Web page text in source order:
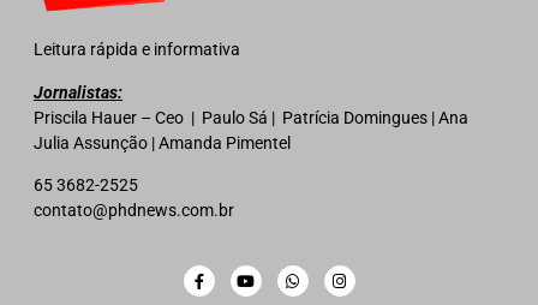
Leitura rápida e informativa
Jornalistas:
Priscila Hauer – Ceo | Paulo Sá | Patrícia Domingues | Ana
Julia Assunção | Amanda Pimentel
65 3682-2525
contato@phdnews.com.br